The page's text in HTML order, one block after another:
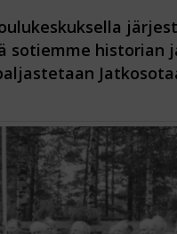
sotiemme historian